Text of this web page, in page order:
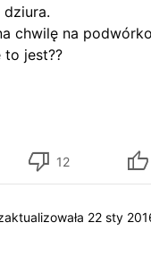
chwilę na
to jest??
12
22 sty